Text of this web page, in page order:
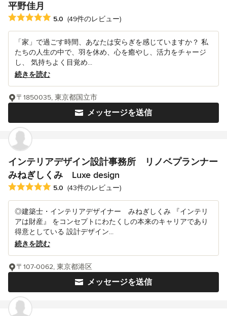
平野佳月
平均評価：5つ星中 星5
5.0 (49件のレビュー)
「家」で過ごす時間、あなたは安らぎを感じていますか？ 私
たちの人生の中で、羽を休め、心を癒やし、活力をチャージ
し、 気持ちよく目覚め...
続きを読む
メッセージを送信
〒1850035, 東京都国立市
インテリアデザイン設計事務所 リノベプランナー
みねぎしくみ Luxe design
平均評価：5つ星中 星5
5.0 (43件のレビュー)
◎建築士・インテリアデザイナー みねぎしくみ 『インテリ
アは財産』 をコンセプトにわたくしの本来のキャリアであり
得意としている 設計デザイン...
続きを読む
メッセージを送信
〒107-0062, 東京都港区